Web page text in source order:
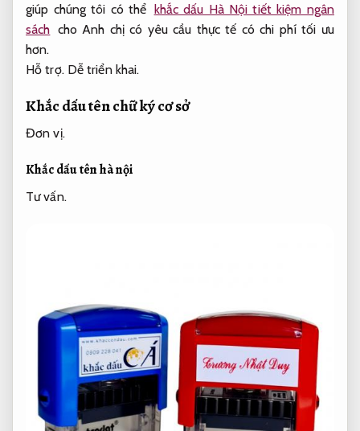
giúp chúng tôi có thể khắc dấu Hà Nội tiết kiệm ngân
sách cho Anh chị có yêu cầu thực tế có chi phí tối ưu
hơn.
Hỗ trợ. Dễ triển khai.
Khắc dấu tên chữ ký cơ sở
Đơn vị.
Khắc dấu tên hà nội
Tư vấn.